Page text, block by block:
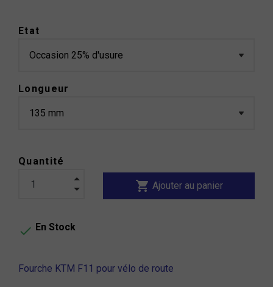
Etat
Longueur
Quantité
shopping_cart Ajouter au panier
 En Stock
Fourche KTM F11 pour vélo de route